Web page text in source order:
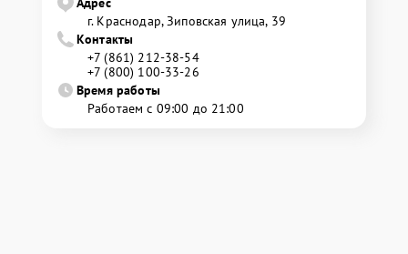
г. Краснодар, Зиповская улица, 39
Контакты
+7 (861) 212-38-54
+7 (800) 100-33-26
Время работы
Работаем с 09:00 до 21:00